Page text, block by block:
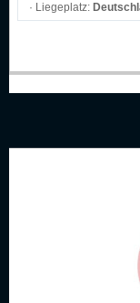
· Liegeplatz: